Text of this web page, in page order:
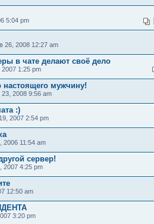
5:04 pm
26, 2008 12:27 am
в чате делают своё дело
2007 1:25 pm
настоящего мужчину!
2008 9:56 am
:)
2007 2:54 pm
2006 11:54 am
сервер!
2007 4:25 pm
12:50 am
3:20 pm